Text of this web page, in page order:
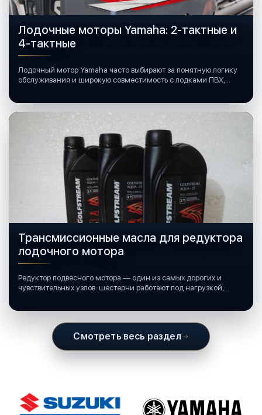
Лодочные моторы Yamaha: 2-тактные и
4-тактные
Лодочный мотор Yamaha часто выбирают за понятную логику
обслуживания и широкую совместимость с лодками ПВХ,
Трансмиссионные масла для редуктора
лодочного мотора
Редуктор подвесного мотора — один из самых дорогих и
чувствительных узлов: шестерни работают под нагрузкой,
Смотреть весь раздел